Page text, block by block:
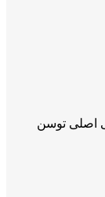
اصلی توسن